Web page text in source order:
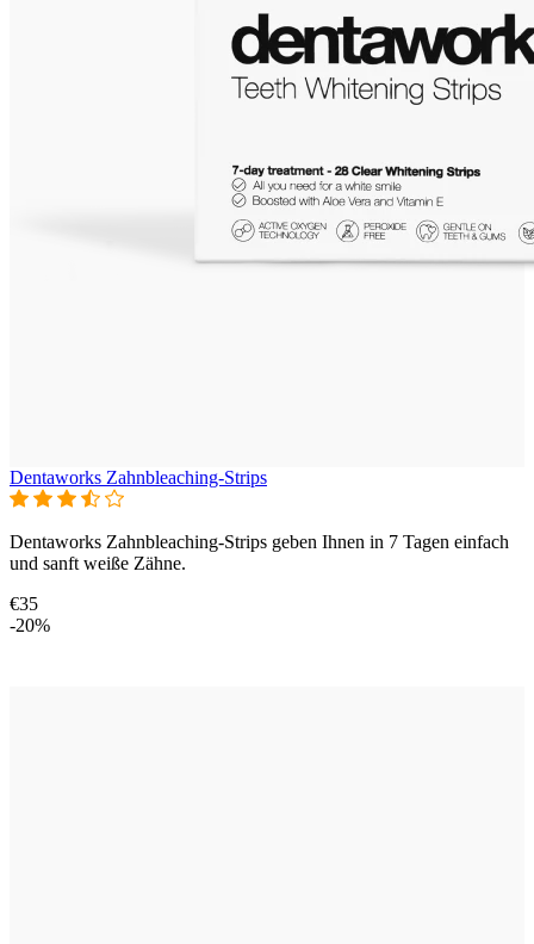
Dentaworks Zahnbleaching-Strips
Dentaworks Zahnbleaching-Strips geben Ihnen in 7 Tagen einfach
und sanft weiße Zähne.
€35
-20%